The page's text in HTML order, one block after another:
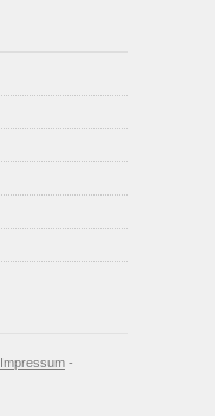
Impressum -